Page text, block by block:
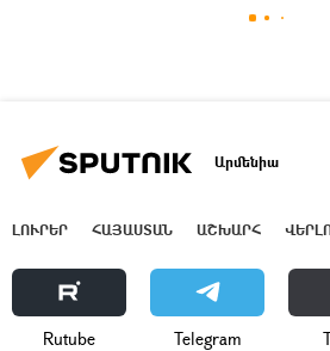
Արմենիա
ԼՈՒՐԵՐ ՀԱՅԱՍՏԱՆ ԱՇԽԱՐՀ
Rutube Telegram